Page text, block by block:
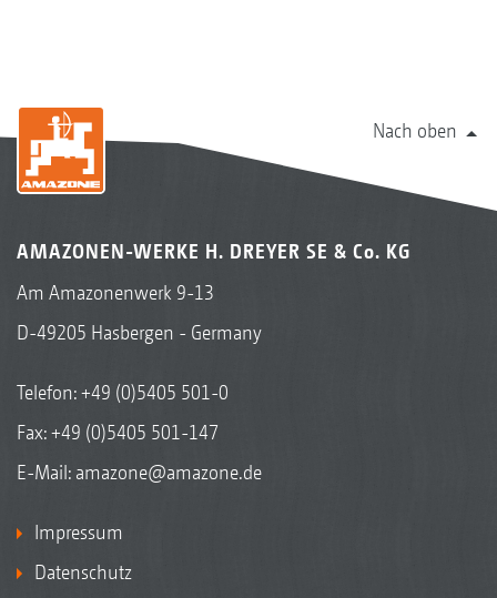
Nach oben
AMAZONEN-WERKE H. DREYER SE & Co. KG
Am Amazonenwerk 9-13
D-49205 Hasbergen - Germany
Telefon:+49 (0)5405 501-0
Fax: +49 (0)5405 501-147
E-Mail: amazone@amazone.de
Impressum
Datenschutz